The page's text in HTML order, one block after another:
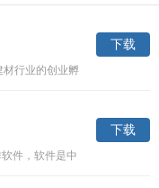
材行业的创业孵
下载
件，软件是中
下载